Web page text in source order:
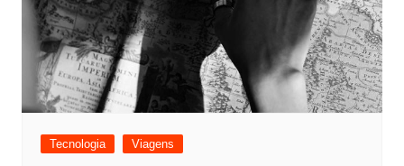
Tecnologia Viagens